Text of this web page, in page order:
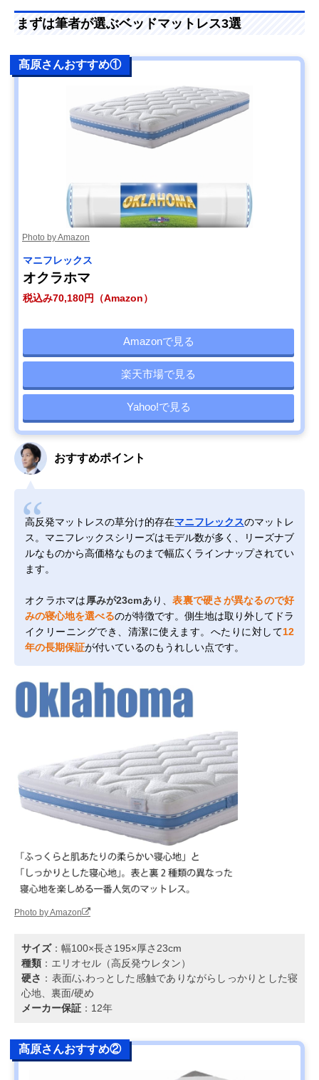
まずは筆者が選ぶベッドマットレス3選
髙原さんおすすめ①
Photo by Amazon
マニフレックス
オクラホマ
税込み70,180円（Amazon）
Amazonで見る
楽天市場で見る
Yahoo!で見る
おすすめポイント
高反発マットレスの草分け的存在マニフレックスのマットレ
ス。マニフレックスシリーズはモデル数が多く、リーズナブ
ルなものから高価格なものまで幅広くラインナップされてい
ます。
オクラホマは厚みが23cmあり、表裏で硬さが異なるので好
みの寝心地を選べるのが特徴です。側生地は取り外してドラ
イクリーニングでき、清潔に使えます。へたりに対して12
年の長期保証が付いているのもうれしい点です。
Photo by Amazon
サイズ：幅100×長さ195×厚さ23cm
種類 ：エリオセル（高反発ウレタン）
硬さ ：表面/ふわっとした感触でありながらしっかりとした寝
心地、裏面/硬め
メーカー保証 ：12年
髙原さんおすすめ②